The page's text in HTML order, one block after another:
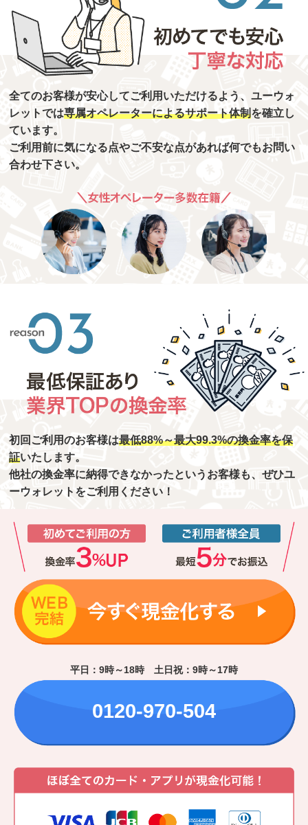
全てのお客様が安心してご利用いただけるよう、ユーウォ
レットでは専属オペレーターによるサポート体制を確立し
ています。
ご利用前に気になる点やご不安な点があれば何でもお問い
合わせ下さい。
初回ご利用のお客様は最低88%～最大99.3%の換金率を保
証いたします。
他社の換金率に納得できなかったというお客様も、ぜひユ
ーウォレットをご利用ください！
平日：9時～18時 土日祝：9時～17時
0120-970-504